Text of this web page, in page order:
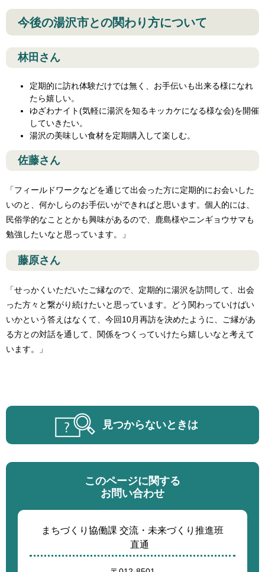
今後の湯沢市との関わり方について
林田さん
定期的に訪れ体験だけでは無く、お手伝いも出来る様になれ
たら嬉しい。
ゆざわナイト(気軽に湯沢を知るキッカケになる様な会)を開催
していきたい。
湯沢の美味しい食材を定期購入して楽しむ。
佐藤さん
「フィールドワークなどを通じて出会った方に定期的にお会いした
いのと、何かしらのお手伝いができればと思います。個人的には、
民俗学的なこととかも興味があるので、鹿島様やニンギョウサマも
勉強したいなと思っています。」
​藤原さん
「せっかくいただいたご縁なので、定期的に湯沢を訪問して、出会
った方々と繋がり続けたいと思っています。どう関わっていけばい
いかという答えはなくて、今回10月再訪を決めたように、ご縁があ
る方との対話を通して、関係をつくっていけたら嬉しいなと考えて
います。」
見つからないときは
このページに関する
お問い合わせ
まちづくり協働課 交流・未来づくり推進班
直通